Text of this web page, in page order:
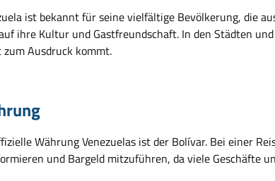
ist bekannt für seine vielfältige Bevölkerung, die
ihre Kultur und Gastfreundschaft. In den Städten
zum Ausdruck kommt.
Währung Venezuelas ist der Bolívar. Bei einer
und Bargeld mitzuführen, da viele Geschäfte